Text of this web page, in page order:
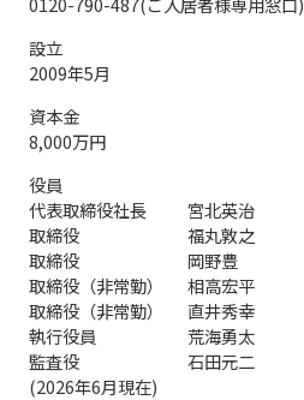
設⽴
2009年5⽉
資本金
8,000万円
役員
代表取締役社⻑
宮北英治
取締役
福丸敦之
取締役
岡野豊
取締役（⾮常勤）
相⾼宏平
取締役（⾮常勤）
直井秀幸
執⾏役員
荒海勇太
監査役
⽯⽥元⼆
(2026年6⽉現在)